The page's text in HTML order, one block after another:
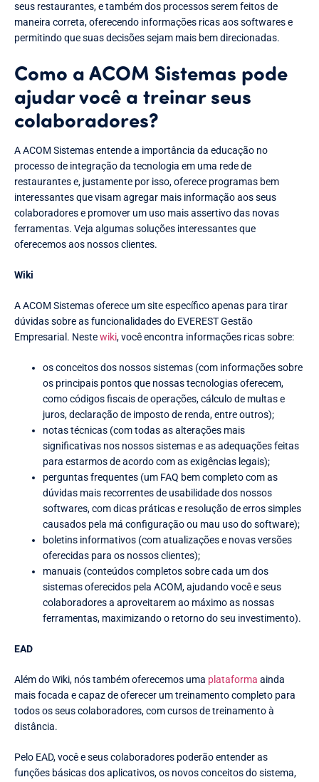
seus restaurantes, e também dos processos serem feitos de
maneira correta, oferecendo informações ricas aos softwares e
permitindo que suas decisões sejam mais bem direcionadas.
Como a ACOM Sistemas pode
ajudar você a treinar seus
colaboradores?
A ACOM Sistemas entende a importância da educação no
processo de integração da tecnologia em uma rede de
restaurantes e, justamente por isso, oferece programas bem
interessantes que visam agregar mais informação aos seus
colaboradores e promover um uso mais assertivo das novas
ferramentas. Veja algumas soluções interessantes que
oferecemos aos nossos clientes.
Wiki
A ACOM Sistemas oferece um site específico apenas para tirar
dúvidas sobre as funcionalidades do EVEREST Gestão
Empresarial. Nestewiki, você encontra informações ricas sobre:
os conceitos dos nossos sistemas (com informações sobre
os principais pontos que nossas tecnologias oferecem,
como códigos fiscais de operações, cálculo de multas e
juros, declaração de imposto de renda, entre outros);
notas técnicas (com todas as alterações mais
significativas nos nossos sistemas e as adequações feitas
para estarmos de acordo com as exigências legais);
perguntas frequentes (um FAQ bem completo com as
dúvidas mais recorrentes de usabilidade dos nossos
softwares, com dicas práticas e resolução de erros simples
causados pela má configuração ou mau uso do software);
boletins informativos (com atualizações e novas versões
oferecidas para os nossos clientes);
manuais (conteúdos completos sobre cada um dos
sistemas oferecidos pela ACOM, ajudando você e seus
colaboradores a aproveitarem ao máximo as nossas
ferramentas, maximizando o retorno do seu investimento).
EAD
Além do Wiki, nós também oferecemos uma plataforma ainda
mais focada e capaz de oferecer um treinamento completo para
todos os seus colaboradores, com cursos de treinamento à
distância.
Pelo EAD, você e seus colaboradores poderão entender as
funções básicas dos aplicativos, os novos conceitos do sistema,